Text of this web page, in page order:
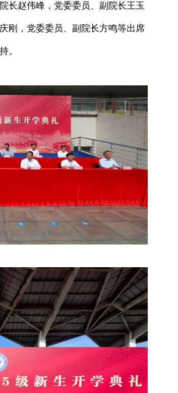
长赵伟峰，党委委员、副院长王玉
刚，党委委员、副院长方鸣等出席
。